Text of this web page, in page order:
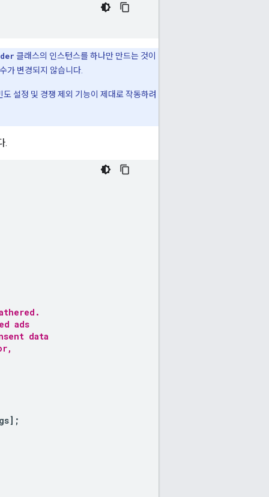
클래스의 인스턴스를 하나만 만드는 것이
가 변경되지 않습니다.
설정 및 경쟁 제외 기능이 제대로 작동하려
.
ads
data
];